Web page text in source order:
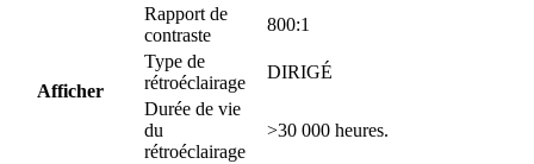
Afficher
Rapport de
contraste
800:1
Type de
rétroéclairage
DIRIGÉ
Durée de vie
du
rétroéclairage
>30 000 heures.